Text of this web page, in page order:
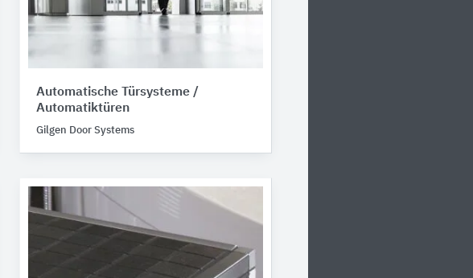
Automatische Türsysteme /
Automatiktüren
Gilgen Door Systems